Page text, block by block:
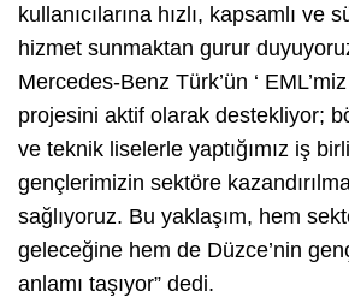
kullanıcılarına hızlı, kapsamlı ve
hizmet sunmaktan gurur
Mercedes-Benz Türk’ün ‘ EML’miz
projesini aktif olarak destekliyor;
ve teknik liselerle yaptığımız iş
gençlerimizin sektöre
sağlıyoruz. Bu yaklaşım, hem
geleceğine hem de Düzce’nin
anlamı taşıyor” dedi.